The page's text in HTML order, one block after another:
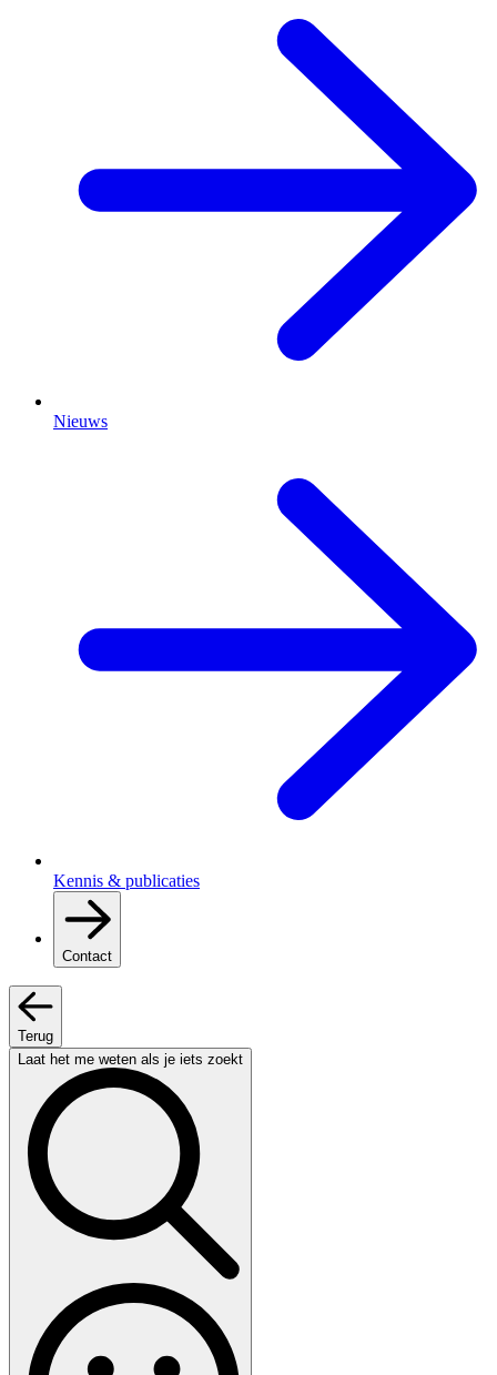
Nieuws
Kennis & publicaties
Contact
Terug
Laat het me weten als je iets zoekt